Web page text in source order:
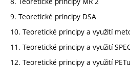
9. Teoretické principy DSA
10. Teoretické principy a využití
11. Teoretické principy a využití
12. Teoretické principy a využití PETu